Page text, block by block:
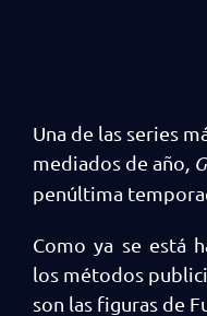
Una de las series
mediados de año,
penúltima
Como ya se está
los métodos
son las figuras de